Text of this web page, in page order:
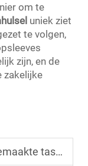
om te
uniek ziet
te volgen,
zijn, en de
zakelijke
van uw merk